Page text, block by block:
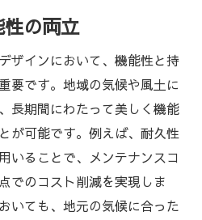
の両立
ザインにおいて、機能性と持
要です。地域の気候や風土に
長期間にわたって美しく機能
が可能です。例えば、耐久性
いることで、メンテナンスコ
でのコスト削減を実現しま
いても、地元の気候に合った